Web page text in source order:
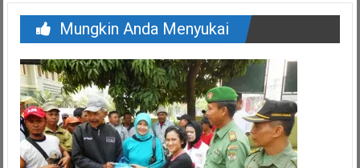
Mungkin Anda Menyukai